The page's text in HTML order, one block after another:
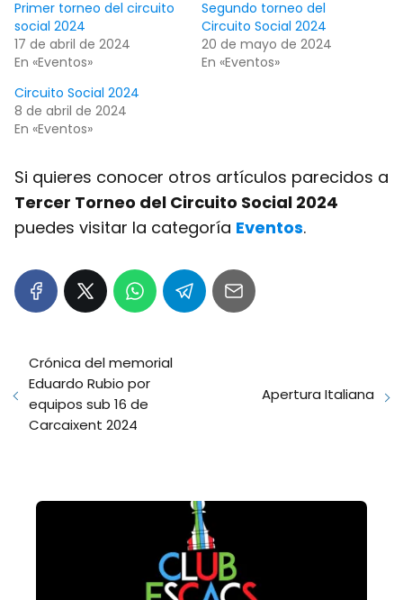
Primer torneo del circuito
social 2024
17 de abril de 2024
En «Eventos»
Segundo torneo del
Circuito Social 2024
20 de mayo de 2024
En «Eventos»
Circuito Social 2024
8 de abril de 2024
En «Eventos»
Si quieres conocer otros artículos parecidos a
Tercer Torneo del Circuito Social 2024
puedes visitar la categoría Eventos.
Crónica del memorial
Eduardo Rubio por
equipos sub 16 de
Carcaixent 2024
Apertura Italiana